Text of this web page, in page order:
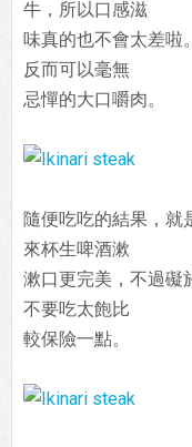
牛，所以口感滋
味真的也不會太差啦
反而可以毫無
忌憚的大口嚼肉。
隨便吃吃的結果，就
來杯生啤酒漱
漱口更完美，不過礙
不要吃太飽比
較保險一點。